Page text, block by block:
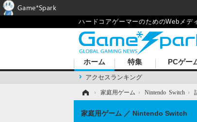
ハードコアゲーマーのためのWebメデ
ホーム
アクセスランキング
特集 PCゲー
› 家庭用ゲーム › Nintendo Switch ›
家庭用ゲーム Nintendo Switch
Game*Spark